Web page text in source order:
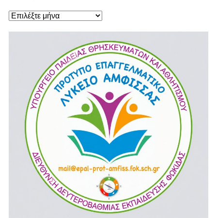
Ιστορικό